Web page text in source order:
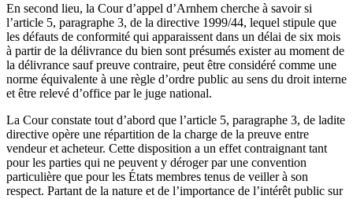
En second lieu, la Cour d’appel d’Arnhem cherche à savoir si
l’article 5, paragraphe 3, de la directive 1999/44, lequel stipule que
les défauts de conformité qui apparaissent dans un délai de six mois
à partir de la délivrance du bien sont présumés exister au moment de
la délivrance sauf preuve contraire, peut être considéré comme une
norme équivalente à une règle d’ordre public au sens du droit interne
et être relevé d’office par le juge national.
La Cour constate tout d’abord que l’article 5, paragraphe 3, de ladite
directive opère une répartition de la charge de la preuve entre
vendeur et acheteur. Cette disposition a un effet contraignant tant
pour les parties qui ne peuvent y déroger par une convention
particulière que pour les États membres tenus de veiller à son
respect. Partant de la nature et de l’importance de l’intérêt public sur